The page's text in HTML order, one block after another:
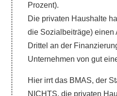
Prozent).
Die privaten Haushalte
die Sozialbeiträge) einen
Drittel an der
Unternehmen von gut
Hier irrt das BMAS, der
NICHTS, die privaten